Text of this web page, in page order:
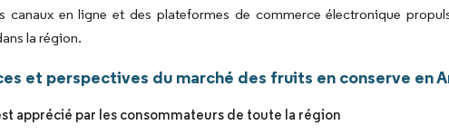
canaux en ligne et des plateformes de commerce électronique
la région.
et perspectives du marché des fruits en conserve en
apprécié par les consommateurs de toute la région